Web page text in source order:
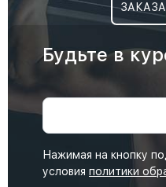
Будьте в
Нажимая на кнопку
условия политики